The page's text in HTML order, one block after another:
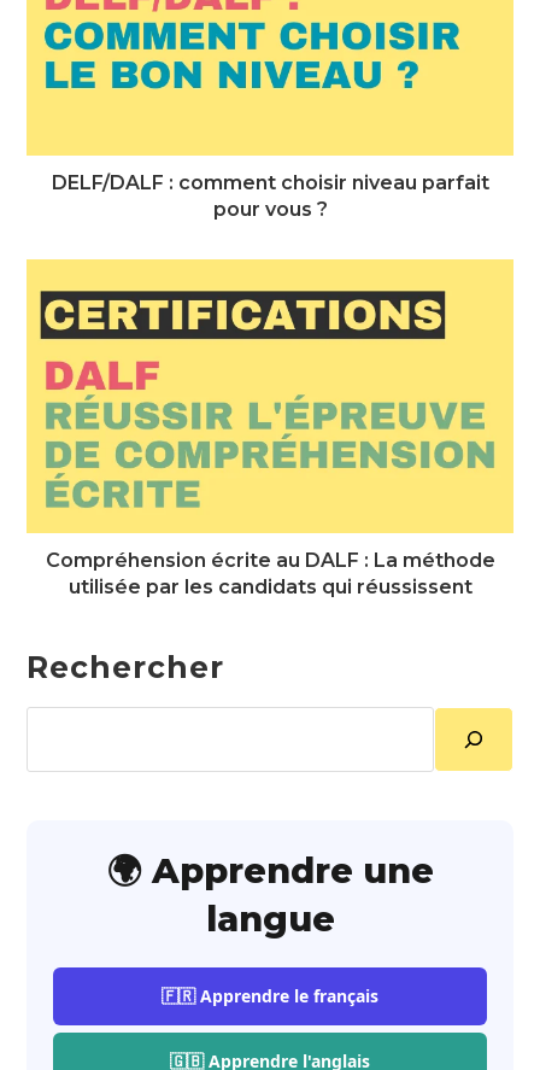
DELF/DALF : comment choisir niveau parfait
pour vous ?
Compréhension écrite au DALF : La méthode
utilisée par les candidats qui réussissent
Rechercher
🌍 Apprendre une
langue
🇫🇷 Apprendre le français
🇬🇧 Apprendre l'anglais